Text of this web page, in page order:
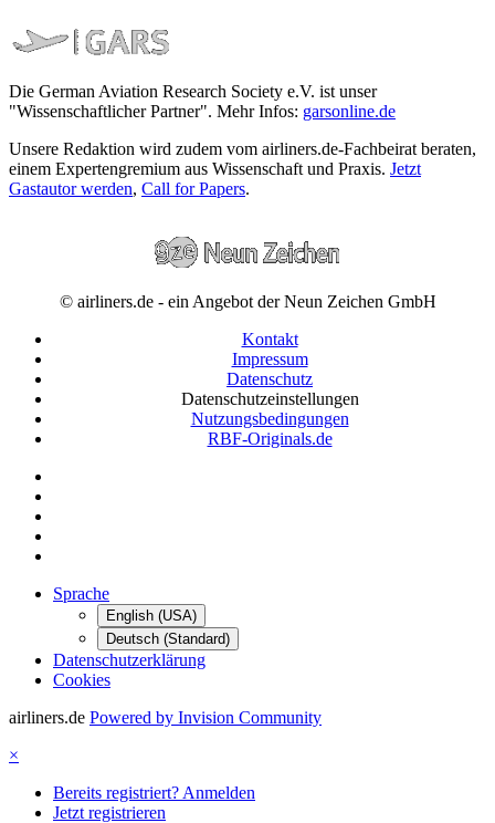
Die German Aviation Research Society e.V. ist unser
"Wissenschaftlicher Partner". Mehr Infos: garsonline.de
Unsere Redaktion wird zudem vom airliners.de-Fachbeirat beraten,
einem Expertengremium aus Wissenschaft und Praxis. Jetzt
Gastautor werden, Call for Papers.
© airliners.de - ein Angebot der Neun Zeichen GmbH
Kontakt
Impressum
Datenschutz
Datenschutzeinstellungen
Nutzungsbedingungen
RBF-Originals.de
Sprache
English (USA)
Deutsch (Standard)
Datenschutzerklärung
Cookies
airliners.de Powered by Invision Community
×
Bereits registriert? Anmelden
Jetzt registrieren